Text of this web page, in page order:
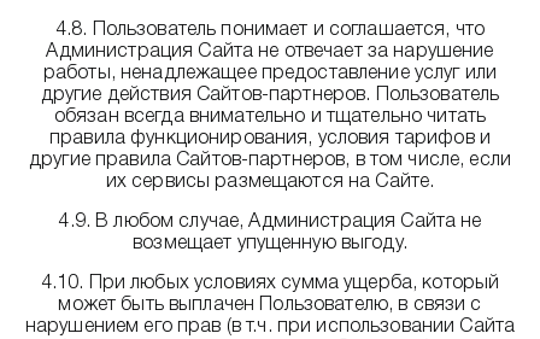
4.8. Пользователь понимает и соглашается, что
Администрация Сайта не отвечает за нарушение
работы, ненадлежащее предоставление услуг или
другие действия Сайтов-партнеров. Пользователь
обязан всегда внимательно и тщательно читать
правила функционирования, условия тарифов и
другие правила Сайтов-партнеров, в том числе, если
их сервисы размещаются на Сайте.
4.9. В любом случае, Администрация Сайта не
возмещает упущенную выгоду.
4.10. При любых условиях сумма ущерба, который
может быть выплачен Пользователю, в связи с
нарушением его прав (в т.ч. при использовании Сайта